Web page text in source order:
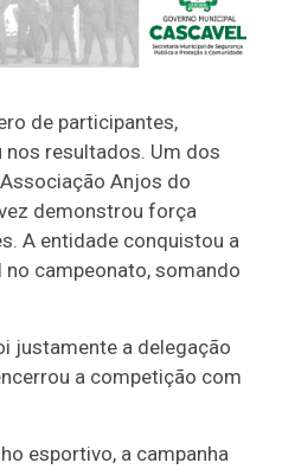
de participantes,
nos resultados. Um dos
Anjos do
demonstrou força
A entidade conquistou a
campeonato, somando
justamente a delegação
a competição com
esportivo, a campanha